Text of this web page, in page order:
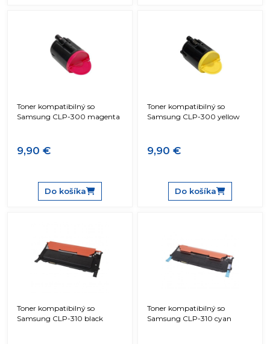
Toner kompatibilný so
Samsung CLP-300 magenta
9,90 €
Do košíka
Toner kompatibilný so
Samsung CLP-300 yellow
9,90 €
Do košíka
Toner kompatibilný so
Samsung CLP-310 black
Toner kompatibilný so
Samsung CLP-310 cyan